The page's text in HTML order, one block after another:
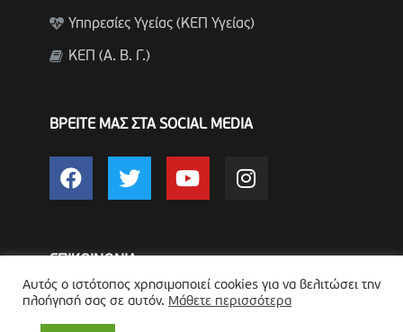
Υπηρεσίες Υγείας (ΚΕΠ Υγείας)
ΚΕΠ (Α. Β. Γ.)
ΒΡΕΙΤΕ ΜΑΣ ΣΤΑ SOCIAL MEDIA
Για άμεση εξυπηρέτηση σε θέματα
Αυτός ο ιστότοπος χρησιμοποιεί cookies για να βελιτώσει την
πλοήγησή σας σε αυτόν. Μάθετε περισσότερα